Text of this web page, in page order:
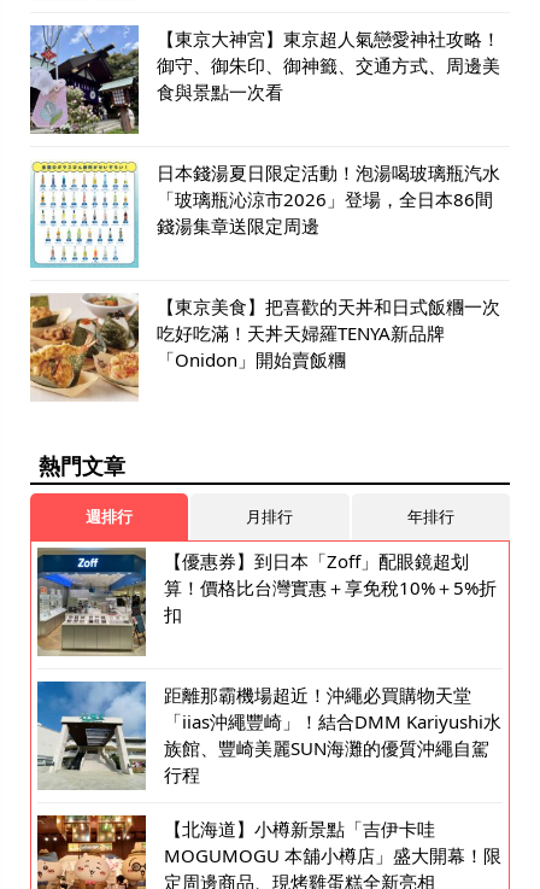
【東京大神宮】東京超人氣戀愛神社攻略！
御守、御朱印、御神籤、交通方式、周邊美
食與景點一次看
日本錢湯夏日限定活動！泡湯喝玻璃瓶汽水
「玻璃瓶沁涼市2026」登場，全日本86間
錢湯集章送限定周邊
【東京美食】把喜歡的天丼和日式飯糰一次
吃好吃滿！天丼天婦羅TENYA新品牌
「Onidon」開始賣飯糰
熱門文章
週排行 月排行 年排行
【優惠券】到日本「Zoff」配眼鏡超划
算！價格比台灣實惠＋享免稅10%＋5%折
扣
距離那霸機場超近！沖繩必買購物天堂
「iias沖繩豐崎」！結合DMM Kariyushi水
族館、豐崎美麗SUN海灘的優質沖繩自駕
行程
【北海道】小樽新景點「吉伊卡哇
MOGUMOGU 本舖小樽店」盛大開幕！限
定周邊商品、現烤雞蛋糕全新亮相